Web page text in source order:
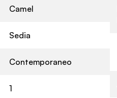
Camel
Sedia
Contemporaneo
1